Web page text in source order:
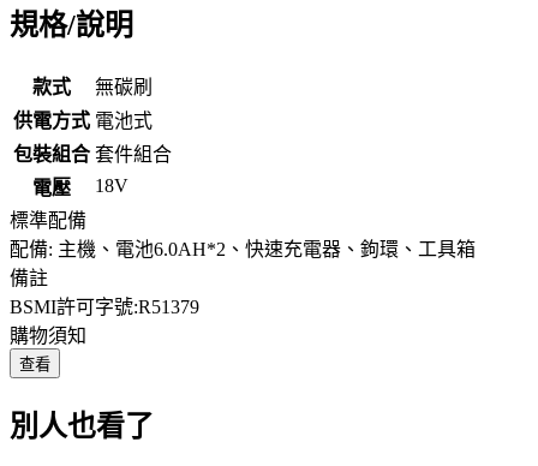
規格/說明
款式
無碳刷
供電方式 電池式
包裝組合 套件組合
電壓
18V
標準配備
配備: 主機、電池6.0AH*2、快速充電器、鉤環、工具箱
備註
BSMI許可字號:R51379
購物須知
查看
別人也看了